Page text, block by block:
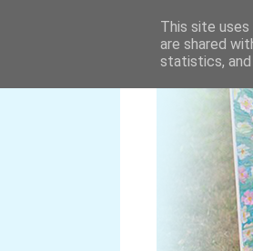
This site
are shared
statistics,